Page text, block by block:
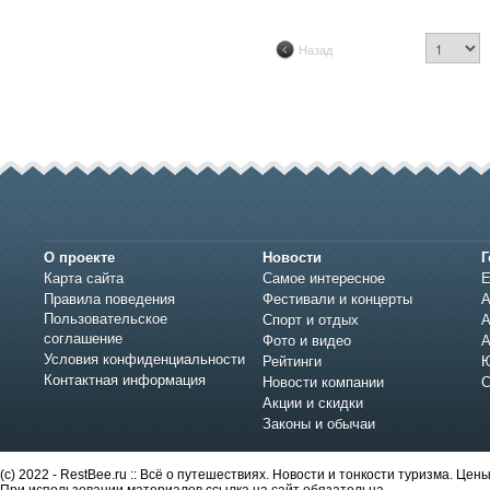
Назад
О проекте
Карта сайта
Правила поведения
Пользовательское
соглашение
Условия конфиденциальности
Контактная информация
Новости
Самое интересное
Фестивали и концерты
Спорт и отдых
Фото и видео
Рейтинги
Новости компании
Акции и скидки
Законы и обычаи
(c) 2022 - RestBee.ru :: Всё о путешествиях. Новости и тонкости туризма.